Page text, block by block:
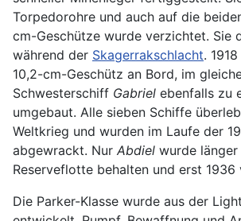
Torpedorohre und auch auf die
cm-Geschütze wurde verzichtet. Sie
während der Skagerrakschlacht.
10,2-cm-Geschütz an Bord, im
Schwesterschiff Gabriel ebenfalls zu
umgebaut. Alle sieben Schiffe
Weltkrieg und wurden im Laufe der
abgewrackt. Nur Abdiel wurde
Reserveflotte behalten und erst
Die Parker-Klasse wurde aus der